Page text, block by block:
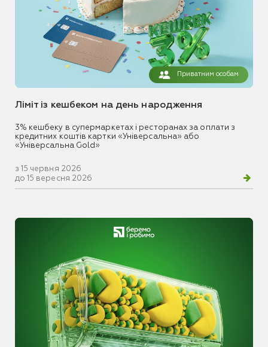
Приватним особам
Ліміт із кешбеком на день народження
3% кешбеку в супермаркетах і ресторанах за оплати з
кредитних коштів картки «Універсальна» або
«Універсальна Gold»
з 15 червня 2026
до 15 вересня 2026